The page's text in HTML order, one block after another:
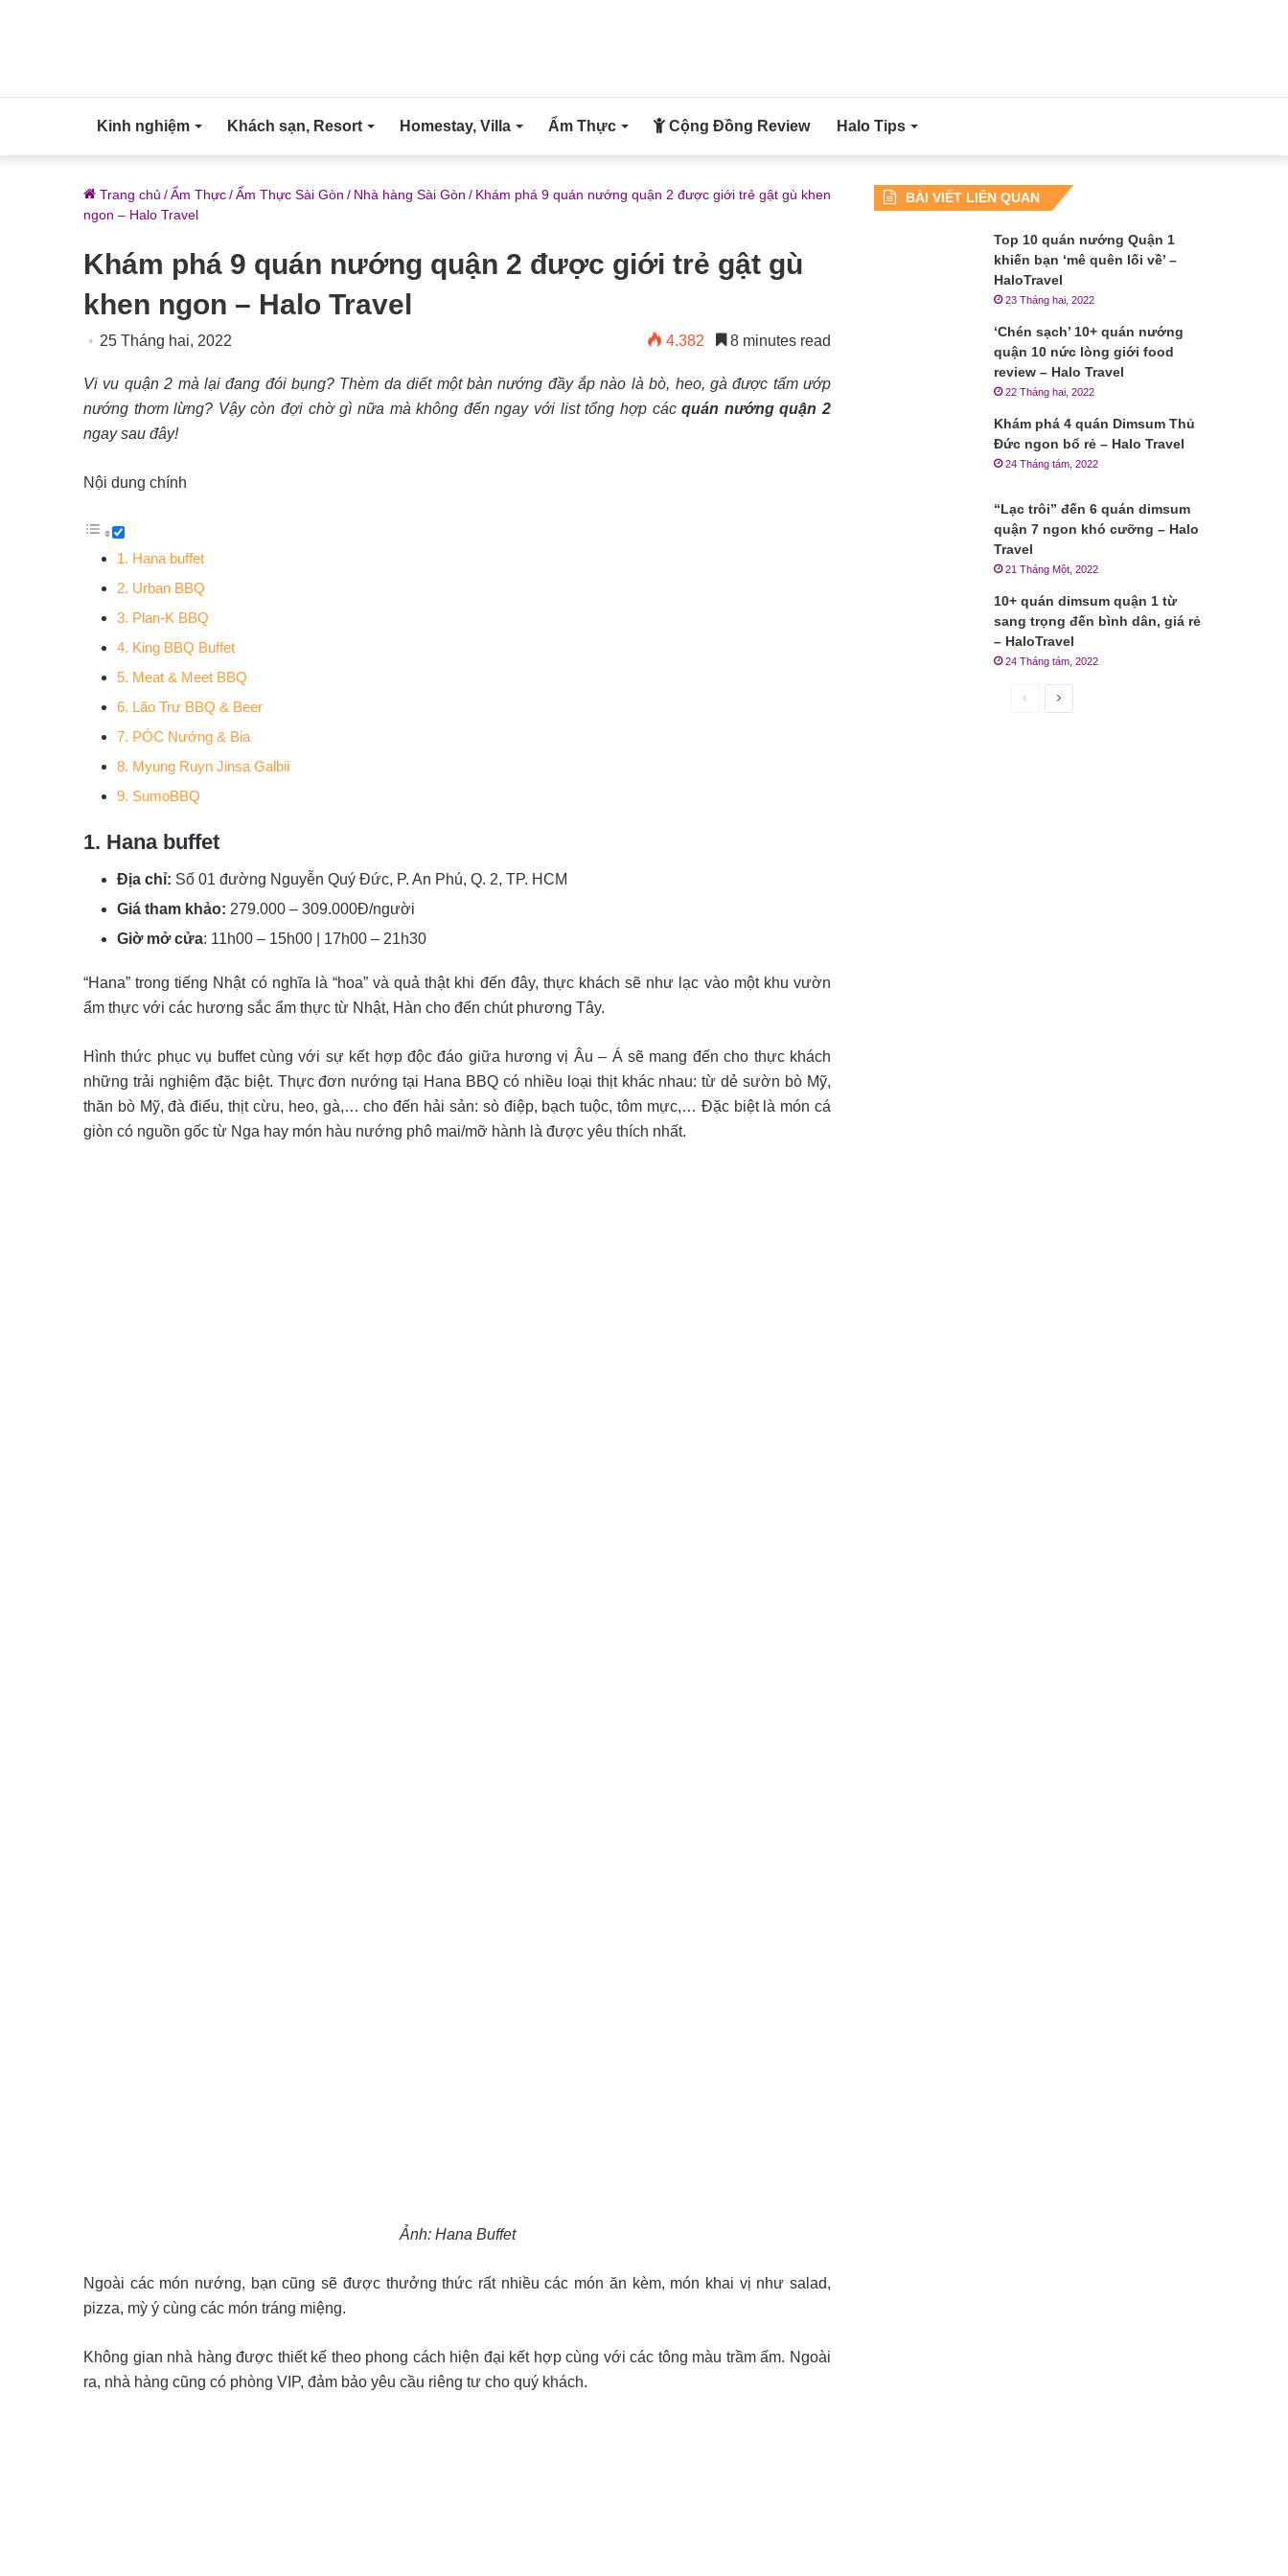
Kinh nghiệm Khách sạn, Resort Homestay, Villa Ẩm Thực Cộng Đồng Review Halo Tips
Trang chủ /Ẩm Thực/Ẩm Thực Sài Gòn / Nhà hàng Sài Gòn / Khám phá 9 quán nướng quận 2 được giới trẻ gật gù khen
ngon – Halo Travel
Khám phá 9 quán nướng quận 2 được giới trẻ gật gù
khen ngon – Halo Travel
25 Tháng hai, 2022 4.382 8 minutes read
Vi vu quận 2 mà lại đang đói bụng? Thèm da diết một bàn nướng đầy ắp nào là bò, heo, gà được tẩm ướp
nướng thơm lừng? Vậy còn đợi chờ gì nữa mà không đến ngay với list tổng hợp cácquán nướng quận 2
ngay sau đây!
Nội dung chính
1. Hana buffet
2. Urban BBQ
3. Plan-K BBQ
4. King BBQ Buffet
5. Meat & Meet BBQ
6. Lão Trư BBQ & Beer
7. PÓC Nướng & Bia
8. Myung Ruyn Jinsa Galbii
9. SumoBBQ
1. Hana buffet
Địa chỉ: Số 01 đường Nguyễn Quý Đức, P. An Phú, Q. 2, TP. HCM
Giá tham khảo: 279.000 – 309.000Đ/người
Giờ mở cửa: 11h00 – 15h00 | 17h00 – 21h30
“Hana” trong tiếng Nhật có nghĩa là “hoa” và quả thật khi đến đây, thực khách sẽ như lạc vào một khu vườn
ẩm thực với các hương sắc ẩm thực từ Nhật, Hàn cho đến chút phương Tây.
Hình thức phục vụ buffet cùng với sự kết hợp độc đáo giữa hương vị Âu – Á sẽ mang đến cho thực khách
những trải nghiệm đặc biệt. Thực đơn nướng tại Hana BBQ có nhiều loại thịt khác nhau: từ dẻ sườn bò Mỹ,
thăn bò Mỹ, đà điểu, thịt cừu, heo, gà,… cho đến hải sản: sò điệp, bạch tuộc, tôm mực,… Đặc biệt là món cá
giòn có nguồn gốc từ Nga hay món hàu nướng phô mai/mỡ hành là được yêu thích nhất.
Ảnh: Hana Buffet
Ngoài các món nướng, bạn cũng sẽ được thưởng thức rất nhiều các món ăn kèm, món khai vị như salad,
pizza, mỳ ý cùng các món tráng miệng.
Không gian nhà hàng được thiết kế theo phong cách hiện đại kết hợp cùng với các tông màu trầm ấm. Ngoài
ra, nhà hàng cũng có phòng VIP, đảm bảo yêu cầu riêng tư cho quý khách.
BÀI VIẾT LIÊN QUAN
Top 10 quán nướng Quận 1
khiến bạn ‘mê quên lối về’ –
HaloTravel
23 Tháng hai, 2022
‘Chén sạch’ 10+ quán nướng
quận 10 nức lòng giới food
review – Halo Travel
22 Tháng hai, 2022
Khám phá 4 quán Dimsum Thủ
Đức ngon bổ rẻ – Halo Travel
24 Tháng tám, 2022
“Lạc trôi” đến 6 quán dimsum
quận 7 ngon khó cưỡng – Halo
Travel
21 Tháng Một, 2022
10+ quán dimsum quận 1 từ
sang trọng đến bình dân, giá rẻ
– HaloTravel
24 Tháng tám, 2022
Trang